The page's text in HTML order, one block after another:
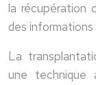
la récupération
des informations
La
une technique